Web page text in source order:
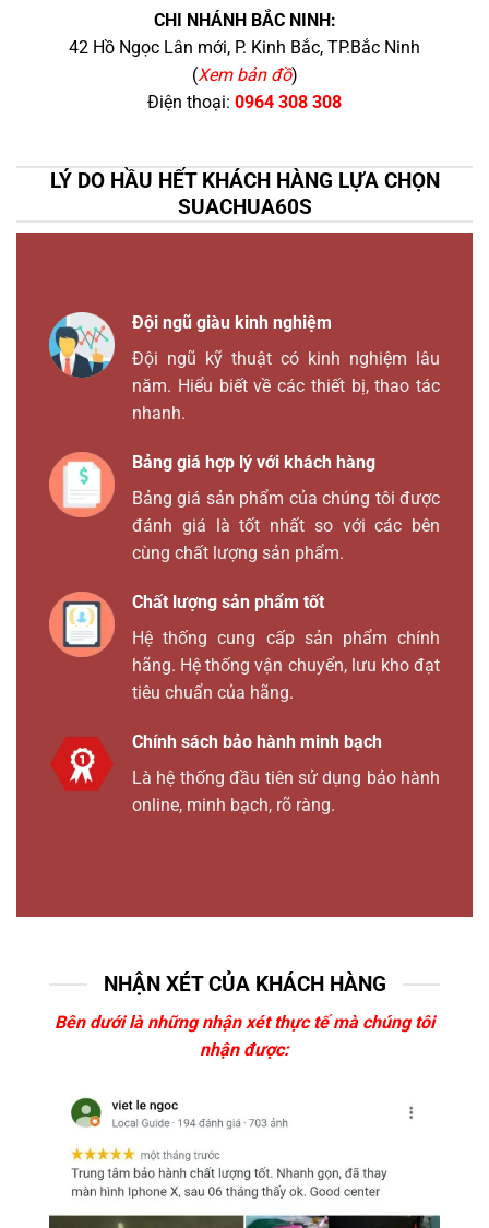
CHI NHÁNH BẮC NINH:
42 Hồ Ngọc Lân mới, P. Kinh Bắc, TP.Bắc Ninh
(Xem bản đồ)
Điện thoại: 0964 308 308
LÝ DO HẦU HẾT KHÁCH HÀNG LỰA CHỌN
SUACHUA60S
Đội ngũ giàu kinh nghiệm
Đội ngũ kỹ thuật có kinh nghiệm lâu
năm. Hiểu biết về các thiết bị, thao tác
nhanh.
Bảng giá hợp lý với khách hàng
Bảng giá sản phẩm của chúng tôi được
đánh giá là tốt nhất so với các bên
cùng chất lượng sản phẩm.
Chất lượng sản phẩm tốt
Hệ thống cung cấp sản phẩm chính
hãng. Hệ thống vận chuyển, lưu kho đạt
tiêu chuẩn của hãng.
Chính sách bảo hành minh bạch
Là hệ thống đầu tiên sử dụng bảo hành
online, minh bạch, rõ ràng.
NHẬN XÉT CỦA KHÁCH HÀNG
Bên dưới là những nhận xét thực tế mà chúng tôi
nhận được: